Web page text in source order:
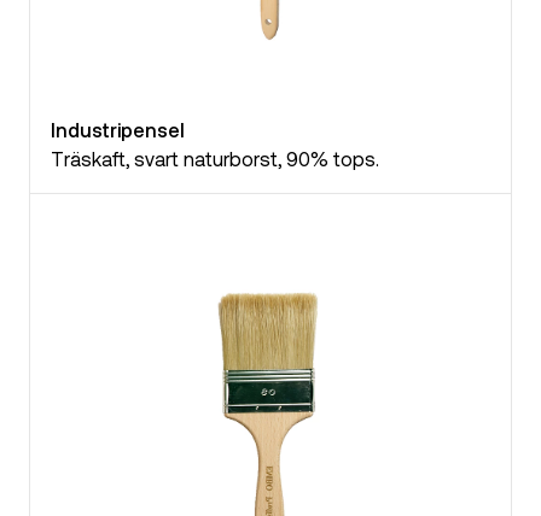
Industripensel
Träskaft, svart naturborst, 90% tops.